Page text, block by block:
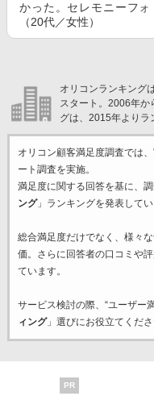
かった。セレモニーフォ
（20代／女性）
オリコンランキング
スタート。2006年か
グは、2015年よりラ
オリコン顧客満足度調査では
ート調査を実施。
満足度に関する回答を基に、
ング」ランキングを発表してい
総合満足度だけでなく、様々な
価。さらに回答者の口コミや
ています。
サービス検討の際、“ユーザー
ィング」選びにお役立てくださ
PR